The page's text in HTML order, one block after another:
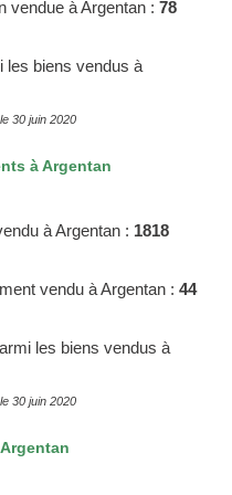
vendue à Argentan : 78
les biens vendus à
30 juin 2020
à Argentan
à Argentan : 1818
vendu à Argentan : 44
les biens vendus à
30 juin 2020